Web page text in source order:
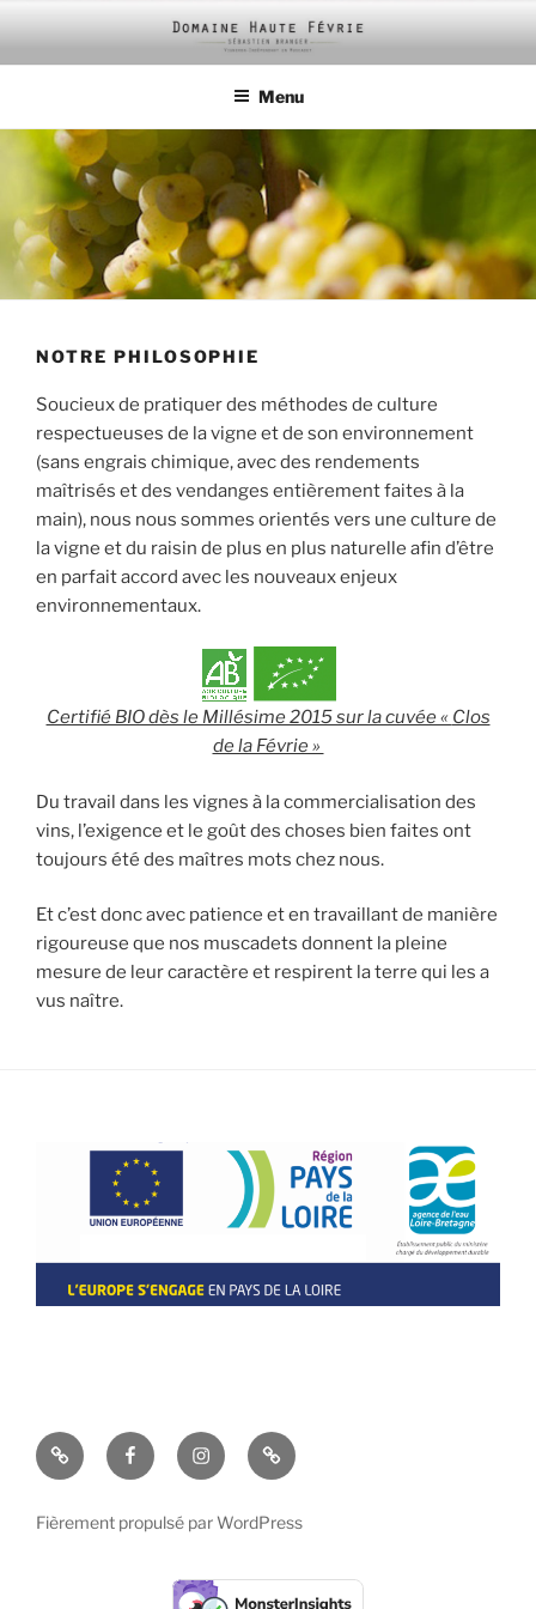
contenu
Menu
NOTRE PHILOSOPHIE
Soucieux de pratiquer des méthodes de culture
respectueuses de la vigne et de son environnement
(sans engrais chimique, avec des rendements
maîtrisés et des vendanges entièrement faites à la
main), nous nous sommes orientés vers une culture de
la vigne et du raisin de plus en plus naturelle afin d’être
en parfait accord avec les nouveaux enjeux
environnementaux.
Certifié BIO dès le Millésime 2015 sur la cuvée « Clos
de la Févrie »
Du travail dans les vignes à la commercialisation des
vins, l’exigence et le goût des choses bien faites ont
toujours été des maîtres mots chez nous.
Et c’est donc avec patience et en travaillant de manière
rigoureuse que nos muscadets donnent la pleine
mesure de leur caractère et respirent la terre qui les a
vus naître.
La
boutique
FacebookInstagramVisites
&
Fièrement propulsé par WordPress